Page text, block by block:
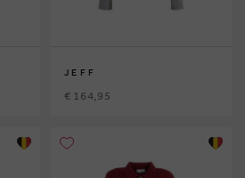
JEFF
€ 164,95